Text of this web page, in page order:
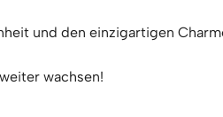
und den einzigartigen
wachsen!